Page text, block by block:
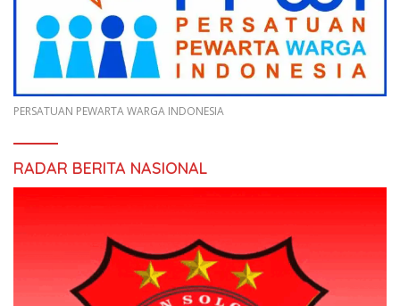
PERSATUAN PEWARTA WARGA INDONESIA
RADAR BERITA NASIONAL